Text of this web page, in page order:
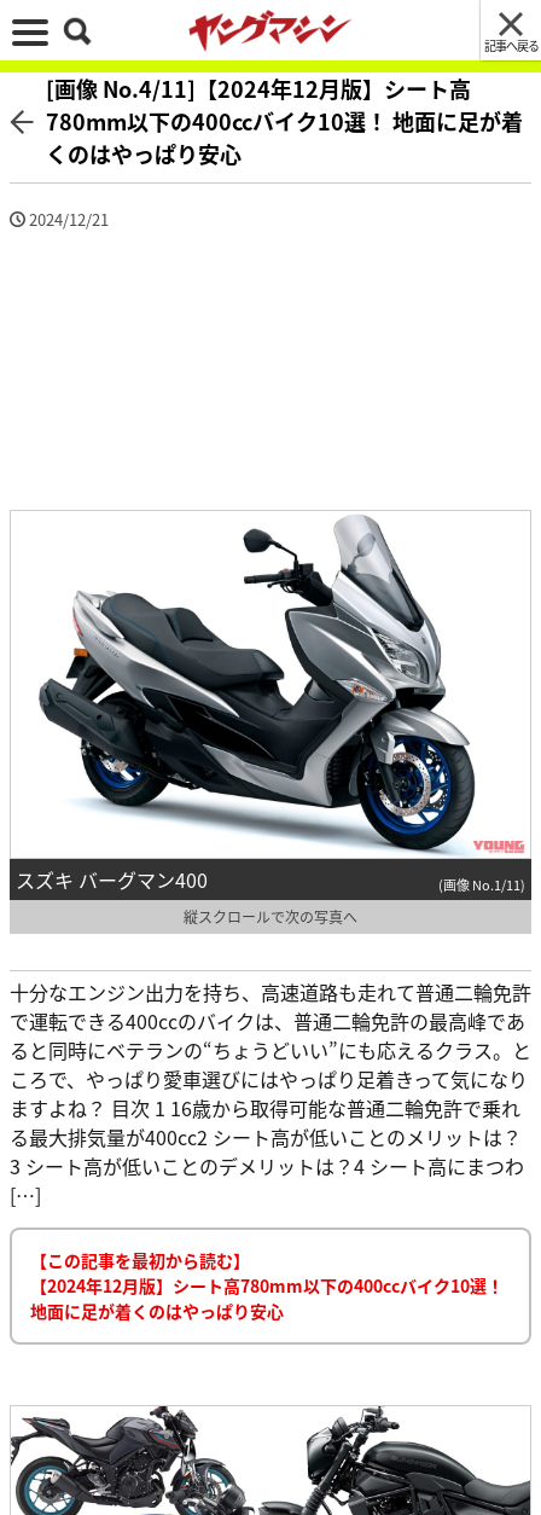
記事へ戻る
[画像 No.4/11]【2024年12月版】シート高
780mm以下の400ccバイク10選！ 地面に足が着
くのはやっぱり安心
2024/12/21
スズキ バーグマン400 (画像 No.1/11)
縦スクロールで次の写真へ
十分なエンジン出力を持ち、高速道路も走れて普通二輪免許
で運転できる400ccのバイクは、普通二輪免許の最高峰であ
ると同時にベテランの“ちょうどいい”にも応えるクラス。と
ころで、やっぱり愛車選びにはやっぱり足着きって気になり
ますよね？ 目次 1 16歳から取得可能な普通二輪免許で乗れ
る最大排気量が400cc2 シート高が低いことのメリットは？
3 シート高が低いことのデメリットは？4 シート高にまつわ
[…]
【この記事を最初から読む】
【2024年12月版】シート高780mm以下の400ccバイク10選！
地面に足が着くのはやっぱり安心